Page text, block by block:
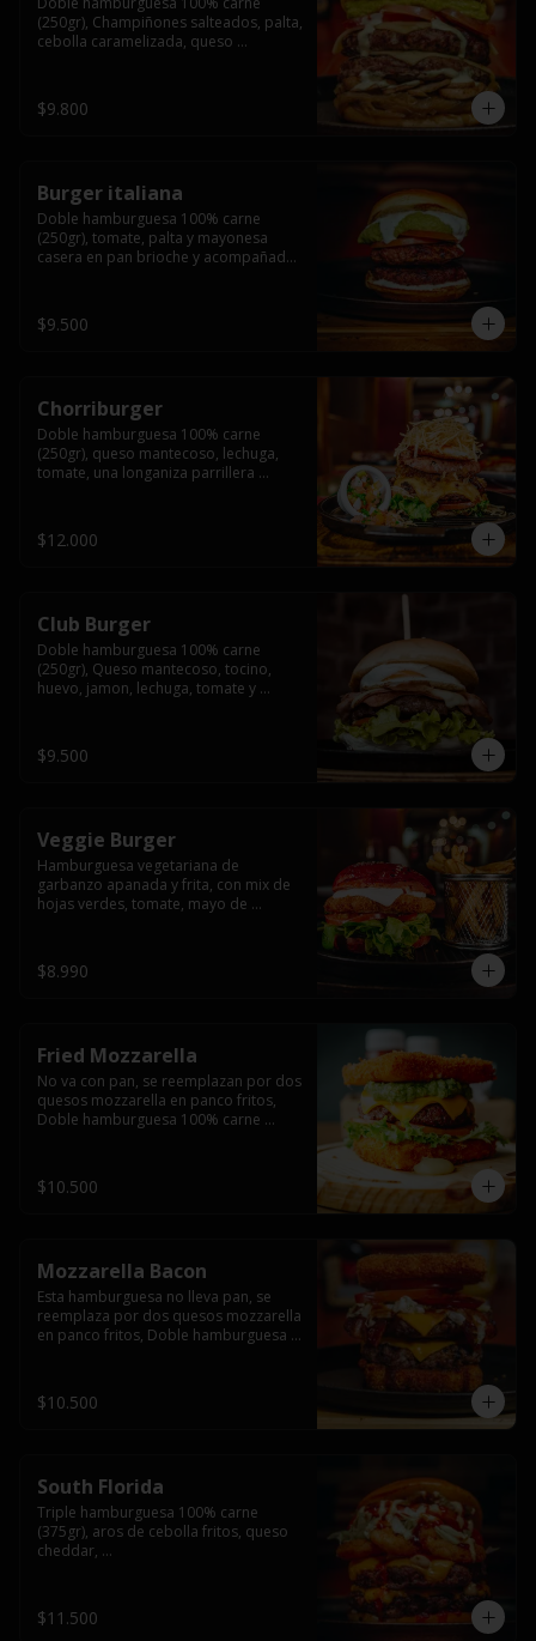
(250gr), Champiñones salteados, palta,
cebolla caramelizada, queso
fritas.
$9.800
Burger italiana
Doble hamburguesa 100% carne
(250gr), tomate, palta y mayonesa
casera en pan brioche y acompañado
$9.500
Chorriburger
Doble hamburguesa 100% carne
(250gr), queso mantecoso, lechuga,
tomate, una longaniza parrillera
papas fritas.
$12.000
Club Burger
Doble hamburguesa 100% carne
(250gr), Queso mantecoso, tocino,
huevo, jamon, lechuga, tomate y
$9.500
Veggie Burger
Hamburguesa vegetariana de
garbanzo apanada y frita, con mix de
hojas verdes, tomate, mayo de
$8.990
Fried Mozzarella
No va con pan, se reemplazan por dos
quesos mozzarella en panco fritos,
Doble hamburguesa 100% carne
$10.500
Mozzarella Bacon
Esta hamburguesa no lleva pan, se
reemplaza por dos quesos mozzarella
en panco fritos, Doble hamburguesa
salsa BBQ acompañado de papas
fritas.
$10.500
South Florida
Triple hamburguesa 100% carne
(375gr), aros de cebolla fritos, queso
cheddar,
$11.500